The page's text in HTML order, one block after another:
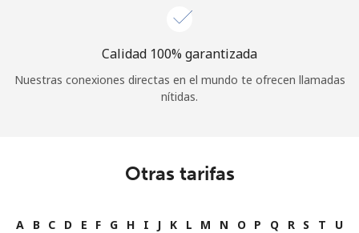
Calidad 100% garantizada
Nuestras conexiones directas en el mundo te ofrecen llamadas
nítidas.
Otras tarifas
A B C D E F G H I J K L M N O P Q R S T
U